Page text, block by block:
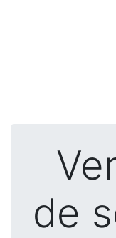
de